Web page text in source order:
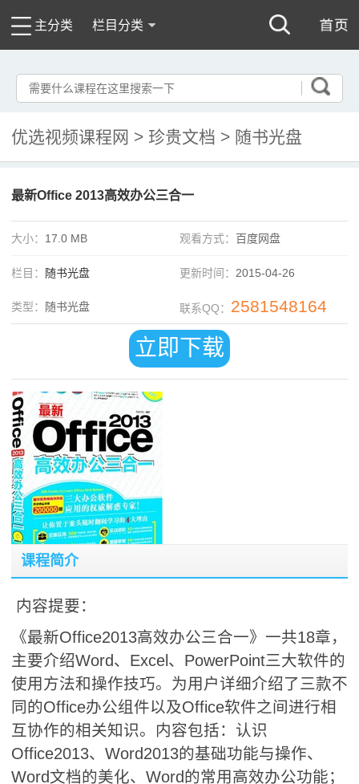
主分类 栏目分类
优选视频课程网 > 珍贵文档 > 随书光盘
最新Office 2013高效办公三合一
大小： 17.0 MB 观看方式： 百度网盘
栏目： 随书光盘 更新时间： 2015-04-26
类型： 随书光盘 联系QQ： 2581548164
立即下载
课程简介
内容提要：
《最新Office2013高效办公三合一》一共18章，
主要介绍Word、Excel、PowerPoint三大软件的
使用方法和操作技巧。为用户详细介绍了三款不
同的Office办公组件以及Office软件之间进行相
互协作的相关知识。内容包括：认识
Office2013、Word2013的基础功能与操作、
Word文档的美化、Word的常用高效办公功能；